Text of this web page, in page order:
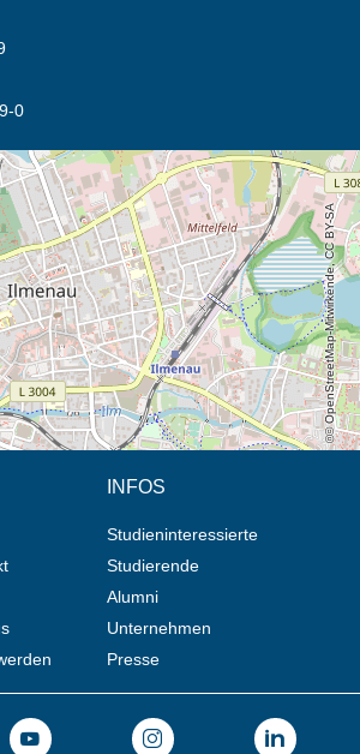
0
in neuem Tab (Karte)
© OpenStreetMap-Mitwirkende, CC BY-SA
INFOS
Studieninteressierte
Studierende
Alumni
Unternehmen
Presse